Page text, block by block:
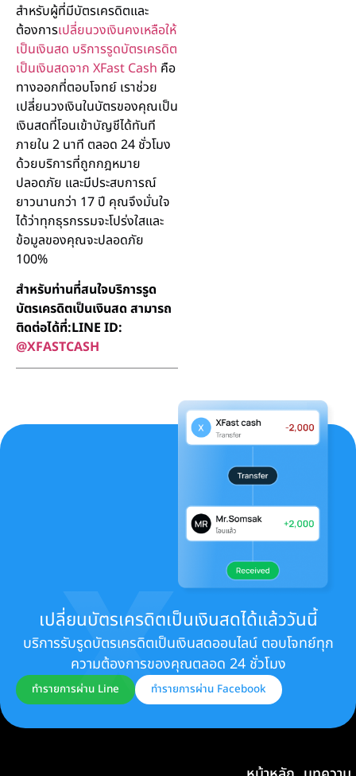
สำหรับผู้ที่มีบัตรเครดิตและ
ต้องการเปลี่ยนวงเงินคงเหลือให้
เป็นเงินสด บริการรูดบัตรเครดิต
เป็นเงินสดจาก XFast Cash คือ
ทางออกที่ตอบโจทย์ เราช่วย
เปลี่ยนวงเงินในบัตรของคุณเป็น
เงินสดที่โอนเข้าบัญชีได้ทันที
ภายใน 2 นาที ตลอด 24 ชั่วโมง
ด้วยบริการที่ถูกกฎหมาย
ปลอดภัย และมีประสบการณ์
ยาวนานกว่า 17 ปี คุณจึงมั่นใจ
ได้ว่าทุกธุรกรรมจะโปร่งใสและ
ข้อมูลของคุณจะปลอดภัย
100%
สำหรับท่านที่สนใจบริการรูด
บัตรเครดิตเป็นเงินสด สามารถ
ติดต่อได้ที่:LINE ID:
@XFASTCASH
เปลี่ยนบัตรเครดิตเป็นเงินสดได้แล้ววันนี้
บริการรับรูดบัตรเครดิตเป็นเงินสดออนไลน์ ตอบโจทย์ทุก
ความต้องการของคุณตลอด 24 ชั่วโมง
ทำรายการผ่าน Line ทำรายการผ่าน Facebook